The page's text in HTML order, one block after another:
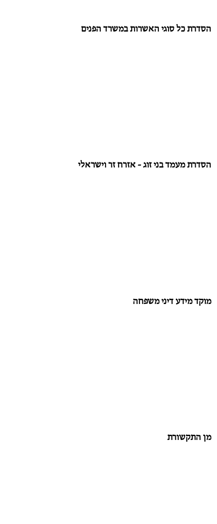
הסדרת כל סוגי האשרות במשרד הפנים
הסדרת מעמד בני זוג - אזרח זר וישראלי
מוקד מידע דיני משפחה
מן התקשורת